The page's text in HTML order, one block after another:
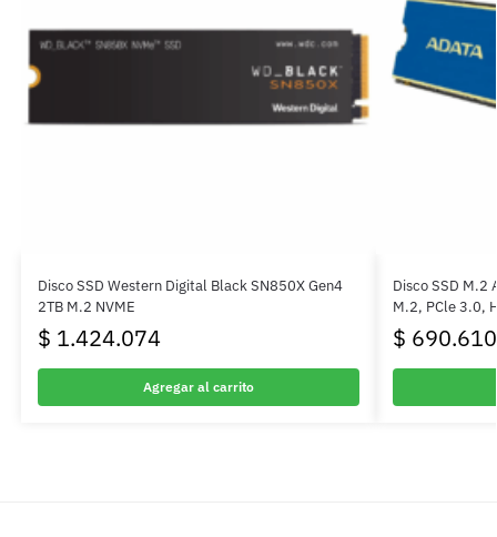
Disco SSD Western Digital Black SN850X Gen4
2TB M.2 NVME
$ 1.424.074
Agregar al carrito
Disco SSD M.2
M.2, PCle 3.0,
$ 690.610